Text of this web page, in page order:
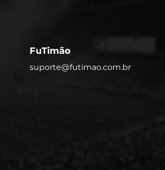
FuTimão
suporte@futimao.com.br